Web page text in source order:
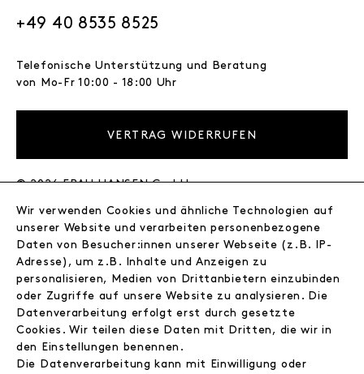
+49 40 8535 8525
Telefonische Unterstützung und Beratung
von Mo-Fr 10:00 - 18:00 Uhr
VERTRAG WIDERRUFEN
© 2026 FRAU HANSEN GmbH
Store
Journal
Wir
Jobs
Instagram
Facebook
Wir verwenden Cookies und ähnliche Technologien auf
unserer Website und verarbeiten personenbezogene
Daten von Besucher:innen unserer Webseite (z.B. IP-
Adresse), um z.B. Inhalte und Anzeigen zu
personalisieren, Medien von Drittanbietern einzubinden
oder Zugriffe auf unsere Website zu analysieren. Die
Datenverarbeitung erfolgt erst durch gesetzte
Cookies. Wir teilen diese Daten mit Dritten, die wir in
den Einstellungen benennen.
Die Datenverarbeitung kann mit Einwilligung oder